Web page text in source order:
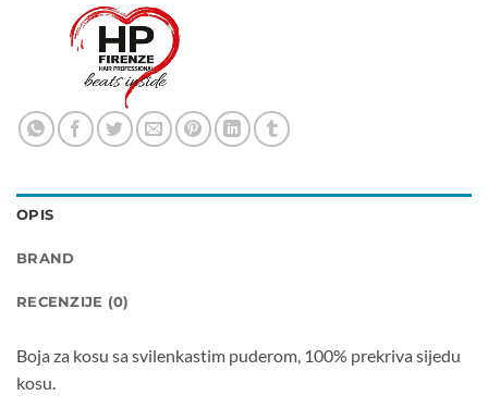
OPIS
BRAND
RECENZIJE (0)
Boja za kosu sa svilenkastim puderom, 100% prekriva sijedu
kosu.